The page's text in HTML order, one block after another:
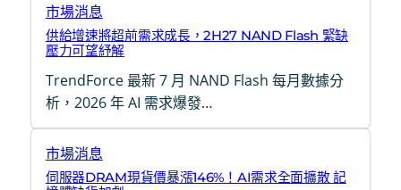
市場消息
供給增速將超前需求成長，2H27 NAND Flash 緊缺
壓力可望紓解
TrendForce 最新 7 月 NAND Flash 每月數據分
析，2026 年 AI 需求爆發…
市場消息
伺服器DRAM現貨價暴漲146%！AI需求全面擴散 記